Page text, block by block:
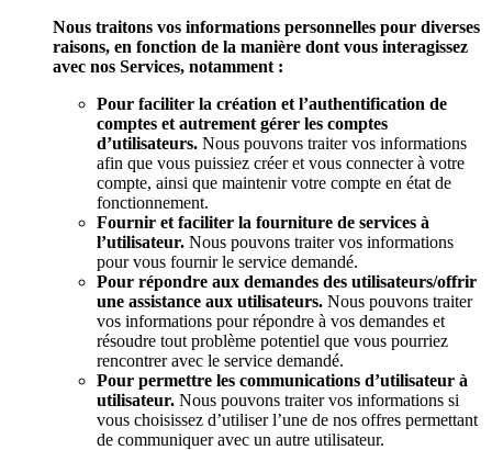
Nous traitons vos informations personnelles pour diverses
raisons, en fonction de la manière dont vous interagissez
avec nos Services, notamment :
Pour faciliter la création et l’authentification de
comptes et autrement gérer les comptes
d’utilisateurs. Nous pouvons traiter vos informations
afin que vous puissiez créer et vous connecter à votre
compte, ainsi que maintenir votre compte en état de
fonctionnement.
Fournir et faciliter la fourniture de services à
l’utilisateur. Nous pouvons traiter vos informations
pour vous fournir le service demandé.
Pour répondre aux demandes des utilisateurs/offrir
une assistance aux utilisateurs. Nous pouvons traiter
vos informations pour répondre à vos demandes et
résoudre tout problème potentiel que vous pourriez
rencontrer avec le service demandé.
Pour permettre les communications d’utilisateur à
utilisateur. Nous pouvons traiter vos informations si
vous choisissez d’utiliser l’une de nos offres permettant
de communiquer avec un autre utilisateur.